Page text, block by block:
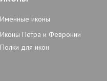
Именные иконы
Иконы Петра и Февронии
Полки для икон